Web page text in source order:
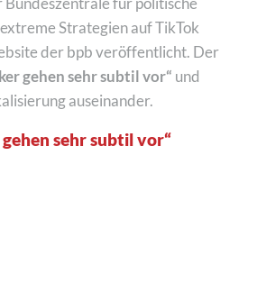
Strategien auf TikTok
der bpb veröffentlicht. Der
gehen sehr subtil vor“ und
auseinander.
sehr subtil vor“